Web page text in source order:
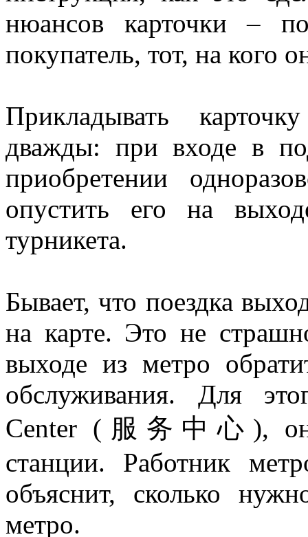
нюансов карточки –
покупатель, тот, на кого
Прикладывать
дважды: при входе в
приобретении
опустить его на
турникета.
Бывает, что поездка
на карте. Это не
выходе из метро
обслуживания. Для
Center (服务中心),
станции. Работник
объяснит, сколько
метро.